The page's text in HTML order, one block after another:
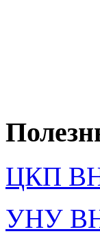
ЦКП
УНУ